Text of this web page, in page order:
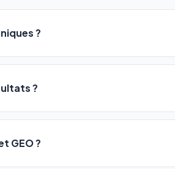
?
être accessible àtous les profils:
pas de configuration complexe —
le logiciel gère tout en automatique
?
de leur positionnement en4
GEO ?